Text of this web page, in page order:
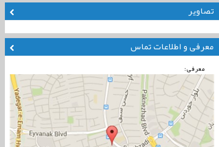
تصاویر
معرفی و اطلاعات تماس
معرفی: